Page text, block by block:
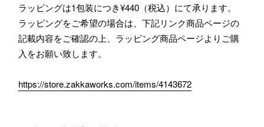
ラッピングは1包装につき¥440（税込）にて承ります。
ラッピングをご希望の場合は、下記リンク商品ページの
記載内容をご確認の上、ラッピング商品ページよりご購
入をお願い致します。
https://store.zakkaworks.com/items/4143672